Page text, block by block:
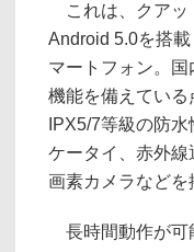
これは、クアッ
Android 5.0を搭
マートフォン。
機能を備えている
IPX5/7等級の防
ケータイ、赤外線
画素カメラなどを
長時間動作が可